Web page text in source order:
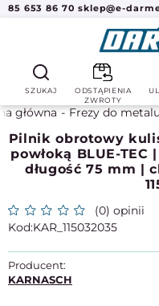
85 653 86 70 sklep@e-
SZUKAJ
ODSTĄPIENIA
ZWROTY
główna Frezy do
Pilnik obrotowy
powłoką BLUE-
długość 75 mm |
(0) opinii
KAR_115032035
Producent:
KARNASCH